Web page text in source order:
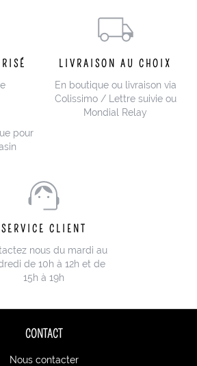
pour
LIVRAISON AU CHOIX
En boutique ou livraison via
Colissimo / Lettre suivie ou
Mondial Relay
SERVICE CLIENT
nous du mardi au
de 10h à 12h et de
15h à 19h
CONTACT
Nous contacter